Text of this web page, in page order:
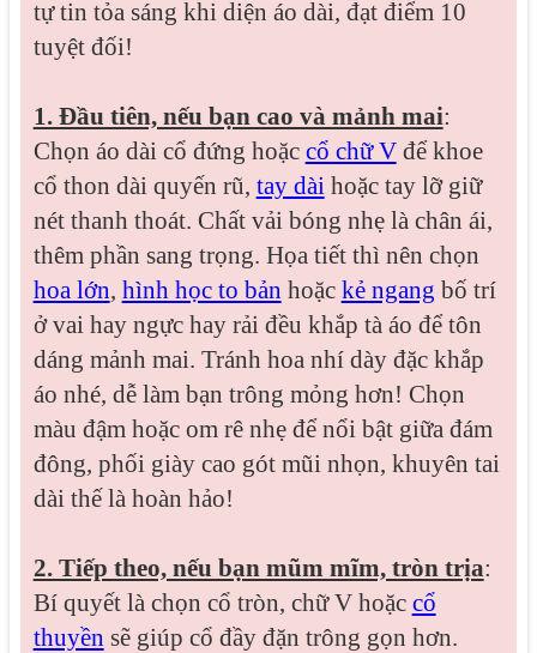
tự tin tỏa sáng khi diện áo dài, đạt điểm 10
tuyệt đối!
1. Đầu tiên, nếu bạn cao và mảnh mai:
Chọn áo dài cổ đứng hoặc cổ chữ Vđể khoe
cổ thon dài quyến rũ, tay dài hoặc tay lỡ giữ
nét thanh thoát. Chất vải bóng nhẹ là chân ái,
thêm phần sang trọng. Họa tiết thì nên chọn
hoa lớn, hình học to bản hoặc kẻ ngang bố trí
ở vai hay ngực hay rải đều khắp tà áo để tôn
dáng mảnh mai. Tránh hoa nhí dày đặc khắp
áo nhé, dễ làm bạn trông mỏng hơn! Chọn
màu đậm hoặc om rê nhẹ để nổi bật giữa đám
đông, phối giày cao gót mũi nhọn, khuyên tai
dài thế là hoàn hảo!
2. Tiếp theo, nếu bạn mũm mĩm, tròn trịa:
Bí quyết là chọn cổ tròn, chữ V hoặc cổ
thuyền sẽ giúp cổ đầy đặn trông gọn hơn.